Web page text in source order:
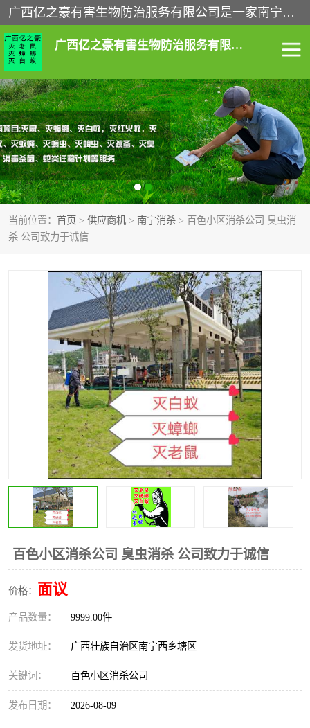
广西亿之豪有害生物防治服务有限公司是一家南宁灭鼠公司、灭蟑螂公司，南宁杀虫公司，南宁除虫公司，南宁灭跳蚤公司，南宁灭白蚁公司，南宁除四害公司,广西亿之豪有害生物防治服务有限公司专业灭蟑螂,除臭虫,其他害虫,服务上门,安全环保,售后保障,一次消杀，竭诚为您服务.
广西亿之豪有害生物防治服务有限公司
当前位置： 首页 > 供应商机 > 南宁消杀 > 百色小区消杀公司 臭虫消
杀 公司致力于诚信
百色小区消杀公司 臭虫消杀 公司致力于诚信
价格： 面议
产品数量： 9999.00件
发货地址： 广西壮族自治区南宁西乡塘区
关键词： 百色小区消杀公司
发布日期： 2026-08-09
南宁灭白蚁 南宁灭老鼠
南宁灭蟑螂 南宁杀虫
南宁除四害 南宁消杀
南宁除虫公司